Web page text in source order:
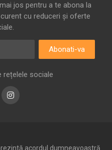
jos pentru a te abona la
cu reduceri și oferte
Abonati-va
rețelele sociale
Instagram
acordul dumneavoastră